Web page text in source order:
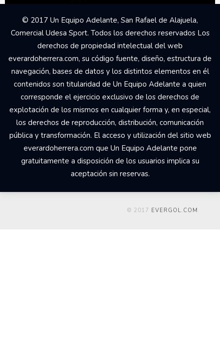
© 2017 Un Equipo Adelante, San Rafael de Alajuela,
Comercial Udesa Sport. Todos los derechos reservados Los
derechos de propiedad intelectual del web
everardoherrera.com, su código fuente, diseño, estructura de
navegación, bases de datos y los distintos elementos en él
contenidos son titularidad de Un Equipo Adelante a quien
corresponde el ejercicio exclusivo de los derechos de
explotación de los mismos en cualquier forma y, en especial,
los derechos de reproducción, distribución, comunicación
pública y transformación. El acceso y utilización del sitio web
everardoherrera.com que Un Equipo Adelante pone
gratuitamente a disposición de los usuarios implica su
aceptación sin reservas.
© 2017 EVERGOL.COM